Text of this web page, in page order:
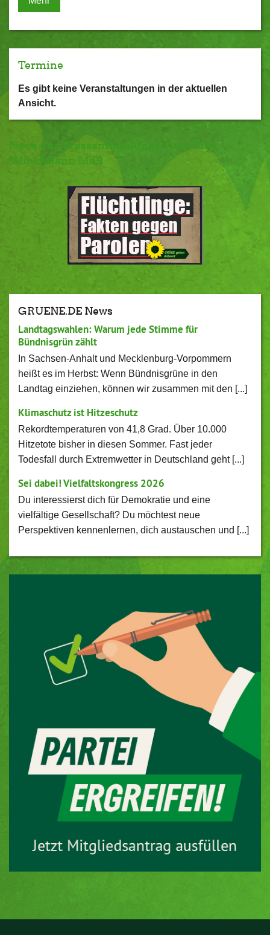
Termine
Es gibt keine Veranstaltungen in der aktuellen
Ansicht.
News und Pressemitteilungen von Tina
Winklmann MdB
GRUENE.DE News
Landtagswahlen: Warum jede Stimme für
Bündnisgrün zählt
In Sachsen-Anhalt und Mecklenburg-Vorpommern
heißt es im Herbst: Wenn Bündnisgrüne in den
Landtag einziehen, können wir zusammen mit den [...]
Klimaschutz ist Hitzeschutz
Rekordtemperaturen von 41,8 Grad. Über 10.000
Hitzetote bisher in diesen Sommer. Fast jeder
Todesfall durch Extremwetter in Deutschland geht [...]
Sei dabei! Vielfaltskongress 2026
Du interessierst dich für Demokratie und eine
vielfältige Gesellschaft? Du möchtest neue
Perspektiven kennenlernen, dich austauschen und [...]